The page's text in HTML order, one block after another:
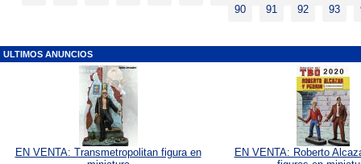
90
91 92 93
ULTIMOS ANUNCIOS
EN VENTA: Transmetropolitan figura en
EN VENTA: Roberto